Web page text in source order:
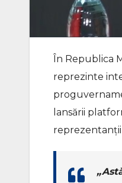
În Republica
reprezinte
lansării
reprezentanții